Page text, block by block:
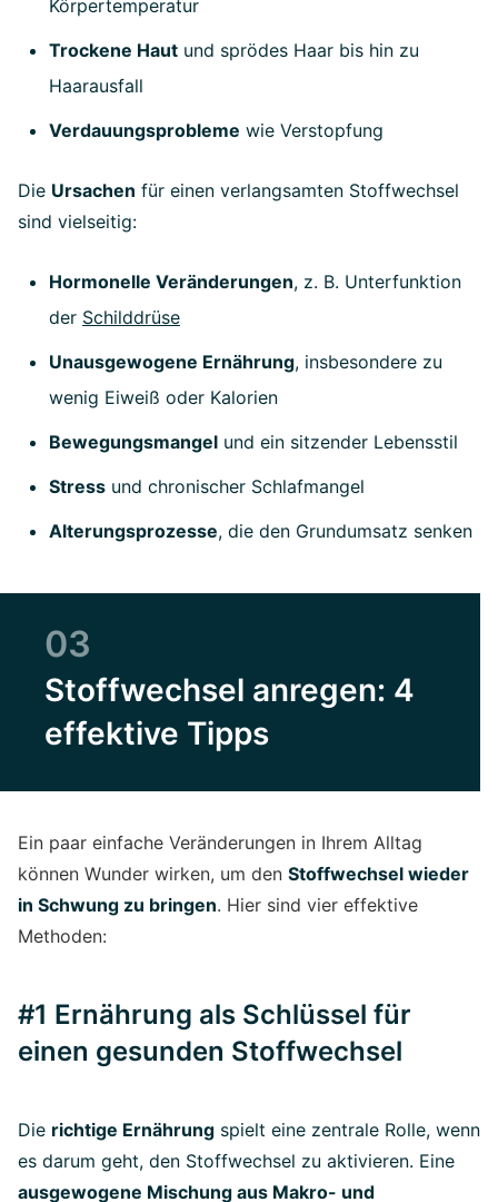
Körpertemperatur
Trockene Haut und sprödes Haar bis hin zu
Haarausfall
Verdauungsprobleme wie Verstopfung
Die Ursachen für einen verlangsamten Stoffwechsel
sind vielseitig:
Hormonelle Veränderungen, z. B. Unterfunktion
der Schilddrüse
Unausgewogene Ernährung, insbesondere zu
wenig Eiweiß oder Kalorien
Bewegungsmangel und ein sitzender Lebensstil
Stress und chronischer Schlafmangel
Alterungsprozesse, die den Grundumsatz senken
03
Stoffwechsel anregen: 4
effektive Tipps
Ein paar einfache Veränderungen in Ihrem Alltag
können Wunder wirken, um den Stoffwechsel wieder
in Schwung zu bringen. Hier sind vier effektive
Methoden:
#1 Ernährung als Schlüssel für
einen gesunden Stoffwechsel
Die richtige Ernährung spielt eine zentrale Rolle, wenn
es darum geht, den Stoffwechsel zu aktivieren. Eine
ausgewogene Mischung aus Makro- und